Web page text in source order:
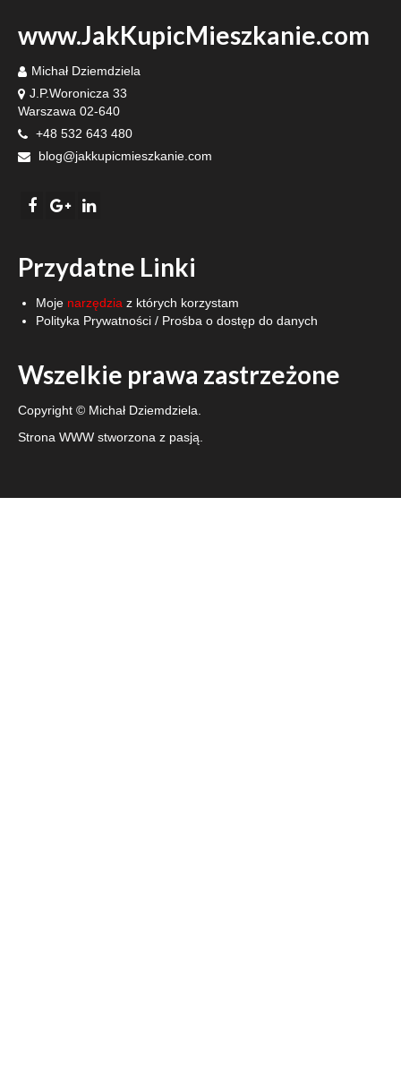
www.JakKupicMieszkanie.com
Michał Dziemdziela
J.P.Woronicza 33
Warszawa 02-640
+48 532 643 480
blog@jakkupicmieszkanie.com
Przydatne Linki
Moje narzędzia z których korzystam
Polityka Prywatności / Prośba o dostęp do danych
Wszelkie prawa zastrzeżone
Copyright © Michał Dziemdziela.
Strona WWW stworzona z pasją.